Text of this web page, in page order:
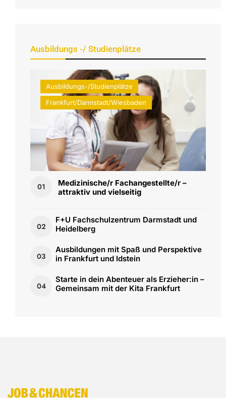
Ausbildungs -/ Studienplätze
Ausbildungs-/Studienplätze
Frankfurt/Darmstadt/Wiesbaden
01
Medizinische/r Fachangestellte/r –
attraktiv und vielseitig
02
F+U Fachschulzentrum Darmstadt und
Heidelberg
03
Ausbildungen mit Spaß und Perspektive
in Frankfurt und Idstein
04
Starte in dein Abenteuer als Erzieher:in –
Gemeinsam mit der Kita Frankfurt